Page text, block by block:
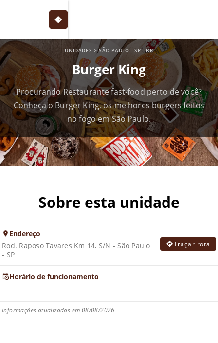
UNIDADES >SÃO PAULO -SP-BR
Burger King
Procurando Restaurante fast-food perto de você?
Conheça o Burger King, os melhores burgers feitos
no fogo em São Paulo.
Sobre esta unidade
Endereço
Rod. Raposo Tavares Km 14, S/N - São Paulo
- SP
Traçar rota
Horário de funcionamento
Informações atualizadas em 08/08/2026